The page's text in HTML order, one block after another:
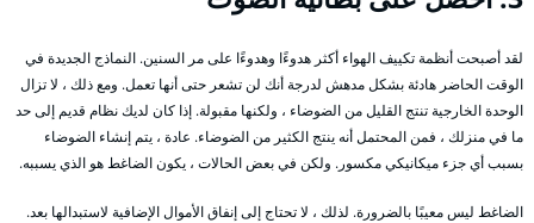
لقد أصبحت أنظمة تكييف الهواء أكثر هدوءًا وهدوءًا على مر السنين. النماذج الجديدة في
الوقت الحاضر هادئة بشكل مدهش لدرجة أنك لن تشعر حتى أنها تعمل. ومع ذلك ، لا تزال
الوحدة الخارجية تنتج القليل من الضوضاء ، ولكنها مقبولة. إذا كان لديك نظام قديم إلى حد
ما في منزلك ، فمن المحتمل أنه ينتج الكثير من الضوضاء. عادة ، يتم إنشاء الضوضاء
بسبب أي جزء ميكانيكي مكسور. ولكن في بعض الحالات ، يكون الضاغط هو الذي يسببه.
الضاغط ليس معيبًا بالضرورة. لذلك ، لا تحتاج إلى إنفاق الأموال الإضافية لاستبدالها بعد.